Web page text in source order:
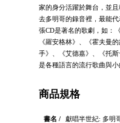
家的身分活躍於舞台，並
去多明哥的錄音裡，最能
張CD是著名的歌劇，如：
《羅安格林》、《霍夫曼
手》、《艾德嘉》、《托
是各種語言的流行歌曲與小
商品規格
書名 /
獻唱半世紀: 多明